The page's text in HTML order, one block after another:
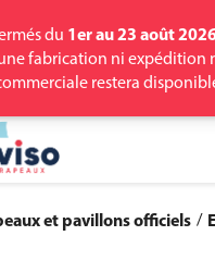
du 1er au 23 août
fabrication ni expédition
restera
search
et pavillons officiels